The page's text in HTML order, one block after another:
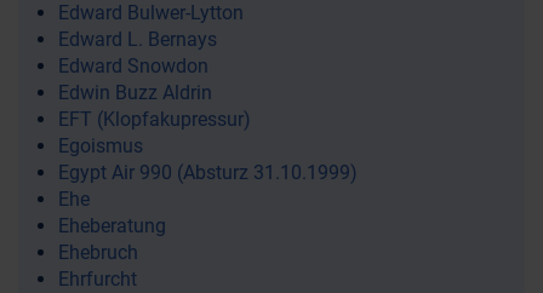
Edward Bulwer-Lytton
Edward L. Bernays
Edward Snowdon
Edwin Buzz Aldrin
EFT (Klopfakupressur)
Egoismus
Egypt Air 990 (Absturz 31.10.1999)
Ehe
Eheberatung
Ehebruch
Ehrfurcht